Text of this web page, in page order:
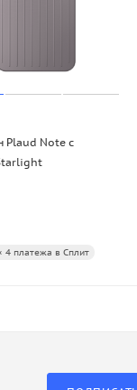
Plaud Note с
4 платежа в Сплит